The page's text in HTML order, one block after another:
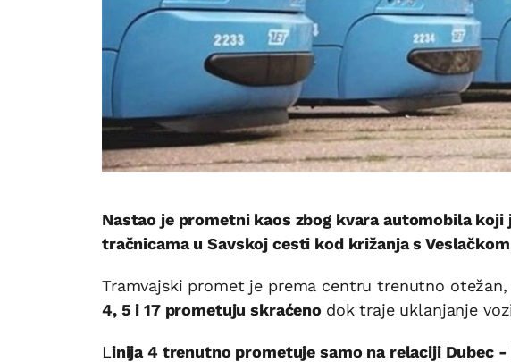
Nastao je prometni kaos zbog kvara automobila
tračnicama u Savskoj cesti kod križanja s
Tramvajski promet je prema centru trenutno otežan,
4, 5 i 17 prometuju skraćeno dok traje uklanjanje
Linija 4 trenutno prometuje samo na relaciji Dubec